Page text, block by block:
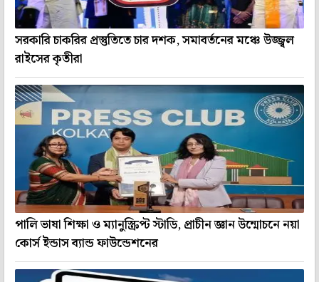
সরকারি চাকরির প্রস্তুতিতে চার দশক, সমাবর্তনের মঞ্চে উজ্জ্বল
রাইসের কৃতীরা
পালি ভাষা শিক্ষা ও ম্যানুস্ক্রিপ্ট স্টাডি, প্রাচীন জ্ঞান উন্মোচনে নয়া
কোর্স ইন্ডাস ব্যান্ড ফাউন্ডেশনের